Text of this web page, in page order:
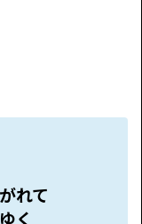
れて
く